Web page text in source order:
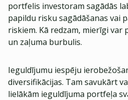
portfelis investoram sagādās
papildu risku sagādāšanas vai
riskiem. Kā redzam, mierīgi var
un zaļuma burbulis.
Ieguldījumu iespēju
diversifikācijas. Tam savukārt
lielākām ieguldījuma portfeļa